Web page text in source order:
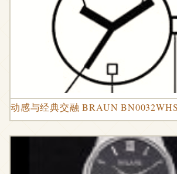
动感与经典交融 BRAUN